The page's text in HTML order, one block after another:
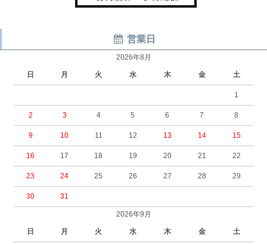
営業日
2026年8月
日 月 火 水 木 金 土
1
2 3 4 5 6 7 8
9 10 11 12 13 14 15
16 17 18 19 20 21 22
23 24 25 26 27 28 29
30 31
2026年9月
日 月 火 水 木 金 土